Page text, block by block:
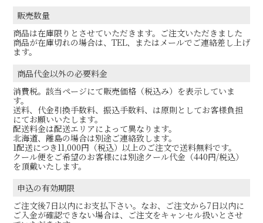
販売数量
商品は在庫限りとさせていただきます。ご注文いただきました
商品が在庫切れの場合は、TEL、またはメールでご連絡差し上げ
ます。
商品代金以外の必要料金
消費税。該当ページにて販売価格（税込み）を表示していま
す。
送料、代金引換手数料、振込手数料、は原則としてお客様負担
にてお願いいたします。
配送料金は配送エリアによって異なります。
北海道、離島の場合は別途ご連絡致します。
1配送につき11,000円（税込）以上のご注文で送料無料です。
クール便をご希望のお客様には別途クール代金（440円/税込）
を頂戴いたします。
申込の有効期限
ご注文後7日以内にお支払下さい。なお、ご注文から7日以内に
ご入金が確認できない場合は、ご注文をキャンセル扱いとさせ